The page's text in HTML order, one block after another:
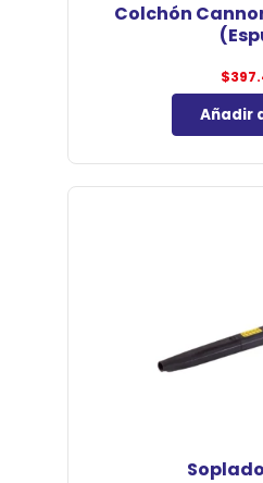
Colchón
$
Añadir